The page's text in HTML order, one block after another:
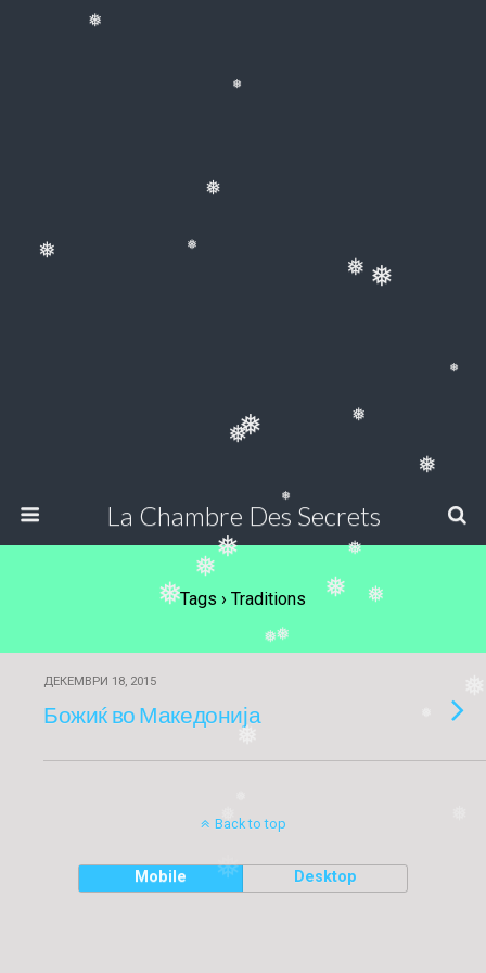
❅
❅
❅
❅
❅
❅
❅
❅
❅
❅
❅
❅
❅
❅
❅
❅
❅
❅
❅
❅
❅
❅
❅
La Chambre Des Secrets
Tags › Traditions
ДЕКЕМВРИ 18, 2015
Божиќ во Македонија
Back to top
Mobile Desktop